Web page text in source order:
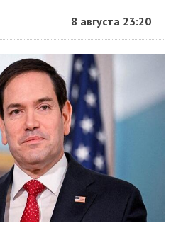
8 августа 23:20